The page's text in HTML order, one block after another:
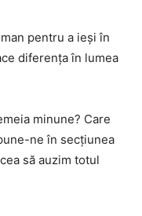
pentru a ieși în
diferența în lumea
minune? Care
ne în secțiunea
să auzim totul